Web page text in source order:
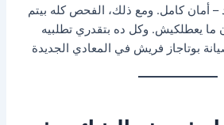
– أمان كامل. ومع ذلك، الفحص كله بيتم
يعطلكيش. وكل ده بتقدري تطلبيه
بوتاجاز فريش في المعادي الجديدة